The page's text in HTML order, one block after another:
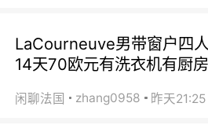
LaCourneuve男带窗户四
14天70欧元有洗衣机有厨
闲聊法国 zhang0958 昨天21:25